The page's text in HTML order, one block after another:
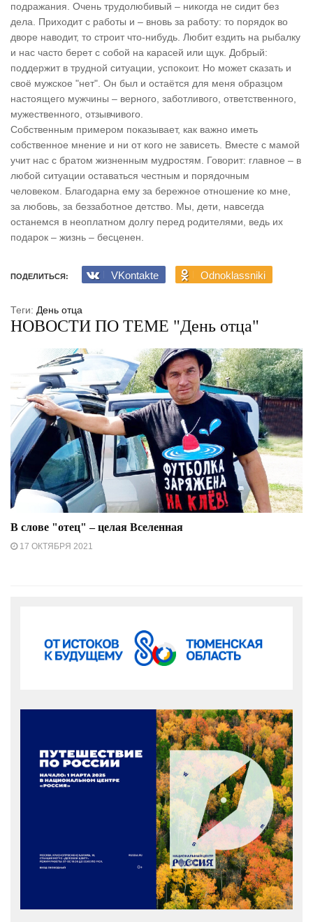
подражания. Очень трудолюбивый – никогда не сидит без
дела. Приходит с работы и – вновь за работу: то порядок во
дворе наводит, то строит что-нибудь. Любит ездить на рыбалку
и нас часто берет с собой на карасей или щук. Добрый:
поддержит в трудной ситуации, успокоит. Но может сказать и
своё мужское "нет". Он был и остаётся для меня образцом
настоящего мужчины – верного, заботливого, ответственного,
мужественного, отзывчивого.
Собственным примером показывает, как важно иметь
собственное мнение и ни от кого не зависеть. Вместе с мамой
учит нас с братом жизненным мудростям. Говорит: главное – в
любой ситуации оставаться честным и порядочным
человеком. Благодарна ему за бережное отношение ко мне,
за любовь, за беззаботное детство. Мы, дети, навсегда
останемся в неоплатном долгу перед родителями, ведь их
подарок – жизнь – бесценен.
ПОДЕЛИТЬСЯ: VKontakte Odnoklassniki
Теги: День отца
НОВОСТИ ПО ТЕМЕ "День отца"
В слове "отец" – целая Вселенная
17 ОКТЯБРЯ 2021